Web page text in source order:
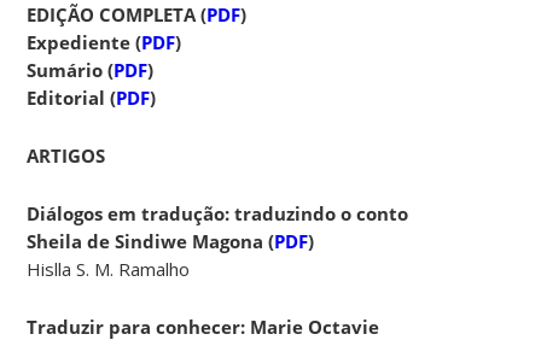
EDIÇÃO COMPLETA (PDF)
Expediente (PDF)
Sumário (PDF)
Editorial (PDF)
ARTIGOS
Diálogos em tradução: traduzindo o conto
Sheila de Sindiwe Magona (PDF)
Hislla S. M. Ramalho
Traduzir para conhecer: Marie Octavie